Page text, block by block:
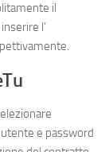
il
l’
e password